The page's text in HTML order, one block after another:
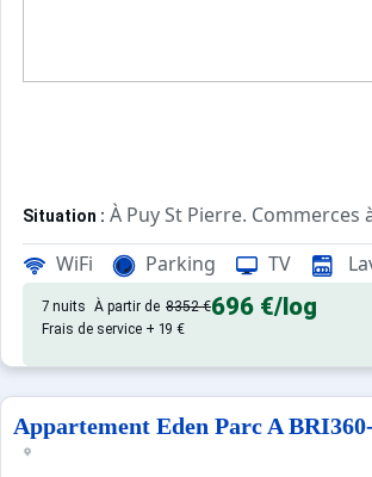
Situation : À Puy St Pierre.
Appartement de particulier :Confortable
WiFi Parking TV
7 nuits À partir de 8352 €696 €/log
Frais de service + 19 €
Appartement Eden Parc A